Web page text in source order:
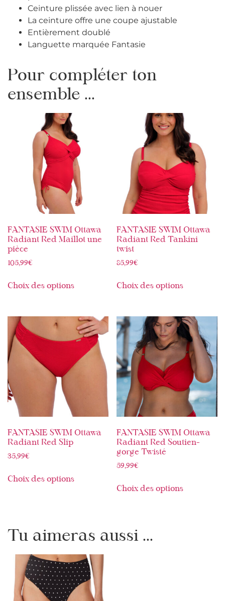
Ceinture plissée avec lien à nouer
La ceinture offre une coupe ajustable
Entièrement doublé
Languette marquée Fantasie
Pour compléter ton
ensemble ...
FANTASIE SWIM Ottawa
Radiant Red Maillot une
pièce
105,99€
Choix des options
FANTASIE SWIM Ottawa
Radiant Red Tankini
twist
85,99€
Choix des options
FANTASIE SWIM Ottawa
Radiant Red Slip
35,99€
Choix des options
FANTASIE SWIM Ottawa
Radiant Red Soutien-
gorge Twisté
59,99€
Choix des options
Tu aimeras aussi ...